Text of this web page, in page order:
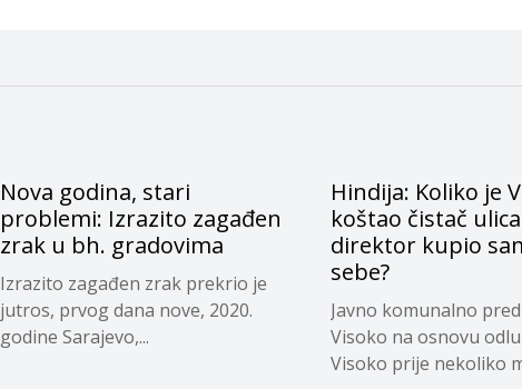
Nova godina, stari
problemi: Izrazito zagađen
zrak u bh. gradovima
Izrazito zagađen zrak prekrio je
jutros, prvog dana nove, 2020.
godine Sarajevo,...
Hindija: Koliko je
koštao čistač
direktor kupio
sebe?
Javno komunalno
Visoko na osnovu
Visoko prije nekoliko